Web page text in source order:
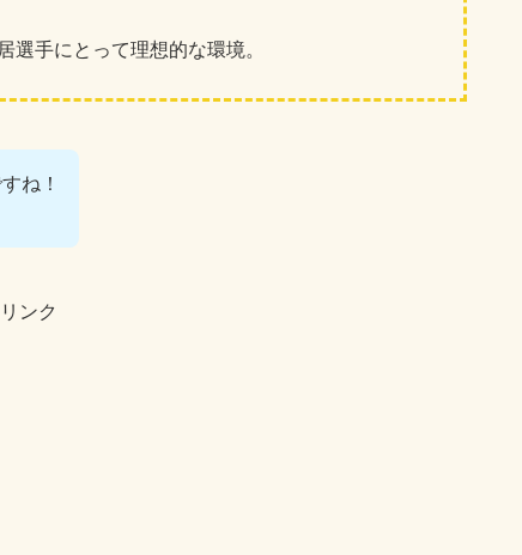
選手にとって理想的な環境。
ね！
ンク